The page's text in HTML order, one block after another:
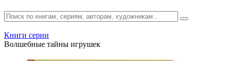
Книги серии
Волшебные тайны игрушек